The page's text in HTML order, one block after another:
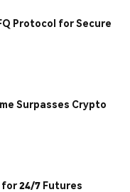
Protocol for Secure
Surpasses Crypto
for 24/7 Futures